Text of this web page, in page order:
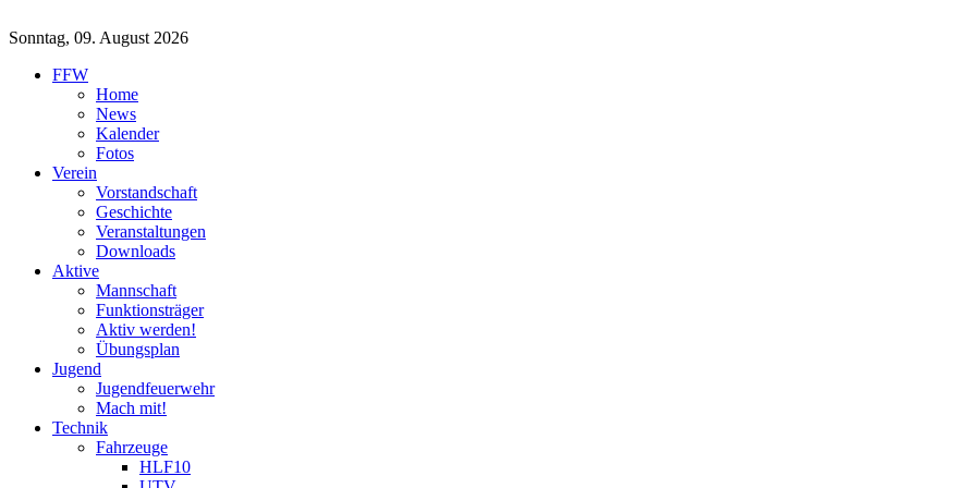
Sonntag, 09. August 2026
FFW
Home
News
Kalender
Fotos
Verein
Vorstandschaft
Geschichte
Veranstaltungen
Downloads
Aktive
Mannschaft
Funktionsträger
Aktiv werden!
Übungsplan
Jugend
Jugendfeuerwehr
Mach mit!
Technik
Fahrzeuge
HLF10